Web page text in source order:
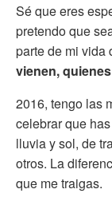
Sé que eres
pretendo que
parte de mi vida
vienen,
2016, tengo las
celebrar que
lluvia y sol, de
otros. La
que me traigas.